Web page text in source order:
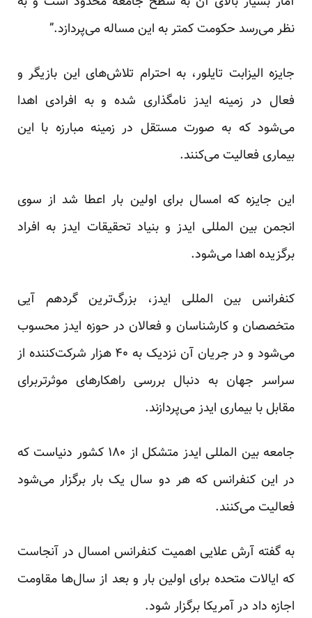
نظر می‌رسد حکومت کمتر به این مساله می‌پردازد.”
جایزه الیزابت تایلور، به احترام تلاش‌های این بازیگر و
فعال در زمینه ایدز نامگذاری شده و به افرادی اهدا
می‌شود که به صورت مستقل در زمینه مبارزه با این
بیماری فعالیت می‌کنند.
این جایزه که امسال برای اولین بار اعطا شد از سوی
انجمن بین المللی ایدز و بنیاد تحقیقات ایدز به افراد
برگزیده اهدا می‌شود.
کنفرانس بین المللی ایدز، بزرگ‌ترین گردهم آیی
متخصصان و کار‌شناسان و فعالان در حوزه ایدز محسوب
می‌شود و در جریان آن نزدیک به ۴۰ هزار شرکت‌کننده از
سراسر جهان به دنبال بررسی راهکارهای موثرتربرای
مقابل با بیماری ایدز می‌پردازند.
جامعه بین المللی ایدز متشکل از ۱۸۰ کشور دنیاست که
در این کنفرانس که هر دو سال یک بار برگزار می‌شود
فعالیت می‌کنند.
به گفته آرش علایی اهمیت کنفرانس امسال در آنجاست
که ایالات متحده برای اولین بار و بعد از سال‌ها مقاومت
اجازه داد در آمریکا برگزار شود.